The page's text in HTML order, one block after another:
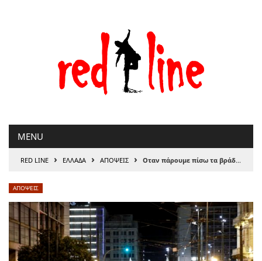
MENU
RED LINE › ΕΛΛΑΔΑ › ΑΠΟΨΕΙΣ › Οταν πάρουμε πίσω τα βράδια μας
ΑΠΟΨΕΙΣ